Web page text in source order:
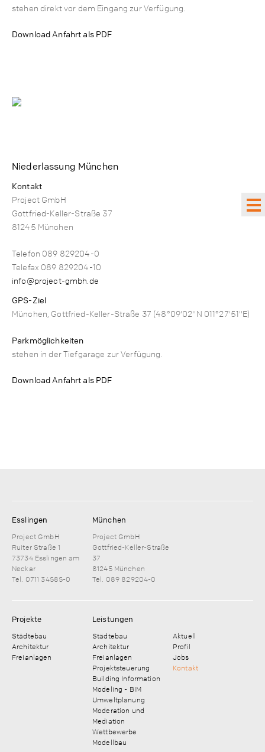
stehen direkt vor dem Eingang zur Verfügung.
Download Anfahrt als PDF
Niederlassung München
Kontakt
Project GmbH
Gottfried-Keller-Straße 37
81245 München
Telefon 089 829204-0
Telefax 089 829204-10
info@project-gmbh.de
GPS-Ziel
München, Gottfried-Keller-Straße 37 (48°09'02"N 011°27'51"E)
Parkmöglichkeiten
stehen in der Tiefgarage zur Verfügung.
Download Anfahrt als PDF
Esslingen
Project GmbH
Ruiter Straße 1
73734 Esslingen am
Neckar
Tel. 0711 34585-0
München
Project GmbH
Gottfried-Keller-Straße
37
81245 München
Tel. 089 829204-0
Projekte
Städtebau
Architektur
Freianlagen
Leistungen
Städtebau
Architektur
Freianlagen
Projektsteuerung
Building Information
Modeling - BIM
Umweltplanung
Moderation und
Mediation
Wettbewerbe
Modellbau
Aktuell
Profil
Jobs
Kontakt